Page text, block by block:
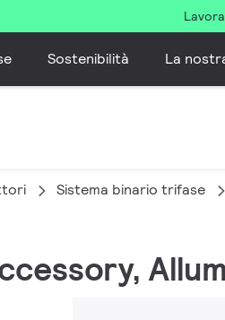
Sostenibilità La
Sistema binario trifase